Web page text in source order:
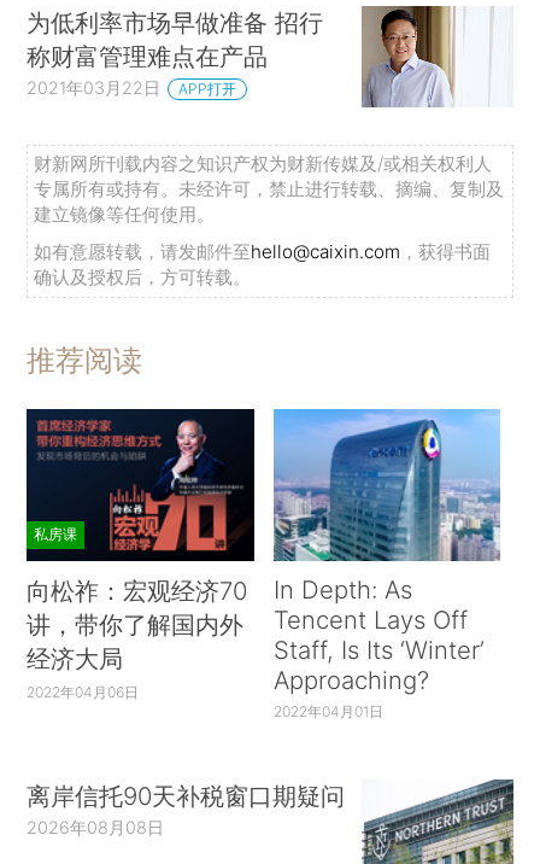
下降到低于新冠疫情暴发之前的水平，也可能上升
到更高的水平。最后，我们考虑了货币政策、资产
供给以及风险溢价等因素的变化对长期实际利率的
导致实际利率下降的原因究竟是什么，它们对利率
下降的财政政策含义都不会有太大的影响。
接下来我们分析低利率水平的三个财政政策含
义。
第一，虽然货币政策能够发挥维护金融体系稳
定的作用，但在推动经济增长方面却无能为力，只
能起到“推绳子”（pushing on a string）的作用，
在此情况下，财政政策必须在稳定经济中发挥关键
作用。在可预见的未来，为应对美国经济衰退必须
将利率降低大约600个基点，但这是行不通的。受
到零利率下限的约束，进一步降低利率的空间非常
有限，同时较低的利率水平可能无法有效刺激需
求，这导致过度受限的财政政策可能难以实现充分
就业的目标。即使在给定的财政政策下可以实现充
分就业，极低的利率也可能导致过高的杠杆率，进
一代的正统观点，这些观点向我们展现了如下可能
性：当财政扩张导致的GDP增长超过债务和利息支
付的增长时，财政的可持续性得到了改善，进而导
为低利率市场早做准备 招行
称财富管理难点在产品
2021年03月22日 APP打开
财新网所刊载内容之知识产权为财新传媒及/或相关权利人
专属所有或持有。未经许可，禁止进行转载、摘编、复制及
建立镜像等任何使用。
如有意愿转载，请发邮件至hello@caixin.com ，获得书面
确认及授权后，方可转载。
推荐阅读
私房课
向松祚：宏观经济70
讲，带你了解国内外
经济大局
2022年04月06日
In Depth: As
Tencent Lays Off
Staff, Is Its ‘Winter’
Approaching?
2022年04月01日
离岸信托90天补税窗口期疑问
2026年08月08日